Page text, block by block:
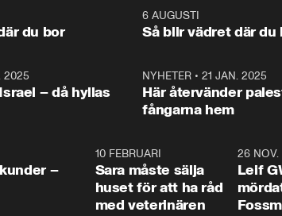
och Makten.
– Vi
vara
1:06
du bor
6 AUGUSTI
Så blir vädret där du
2025
– då hyllas
NYHETER •21 JAN. 2025
Här återvänder
fångarna hem
–
10 FEBRUARI
Sara måste sälja
huset för att ha råd
med veterinären
26 NOV.
Leif